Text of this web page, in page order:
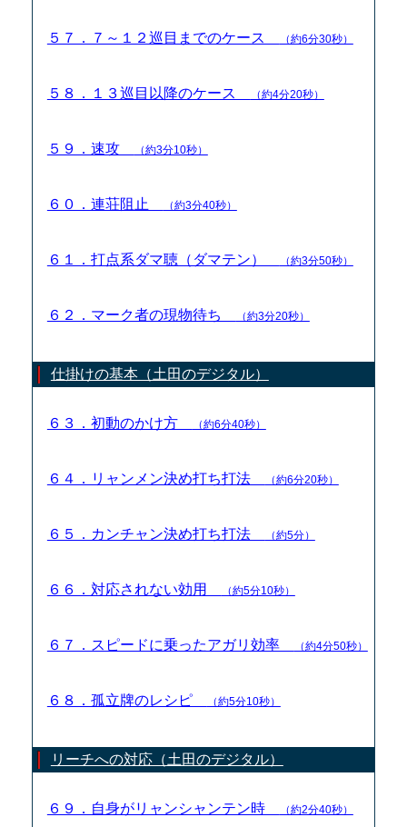
５７．７～１２巡目までのケース （約6分30秒）
５８．１３巡目以降のケース （約4分20秒）
５９．速攻 （約3分10秒）
６０．連荘阻止 （約3分40秒）
６１．打点系ダマ聴（ダマテン） （約3分50秒）
６２．マーク者の現物待ち （約3分20秒）
仕掛けの基本（土田のデジタル）
６３．初動のかけ方 （約6分40秒）
６４．リャンメン決め打ち打法 （約6分20秒）
６５．カンチャン決め打ち打法 （約5分）
６６．対応されない効用 （約5分10秒）
６７．スピードに乗ったアガリ効率 （約4分50秒）
６８．孤立牌のレシピ （約5分10秒）
リーチへの対応（土田のデジタル）
６９．自身がリャンシャンテン時 （約2分40秒）